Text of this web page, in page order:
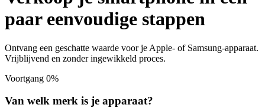
paar eenvoudige stappen
Ontvang een geschatte waarde voor je Apple- of Samsung-apparaat.
Vrijblijvend en zonder ingewikkeld proces.
Voortgang 0%
Van welk merk is je apparaat?